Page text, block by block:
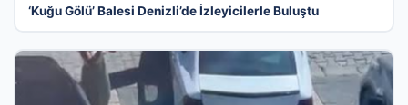
‘Kuğu Gölü’ Balesi Denizli’de İzleyicilerle Buluştu